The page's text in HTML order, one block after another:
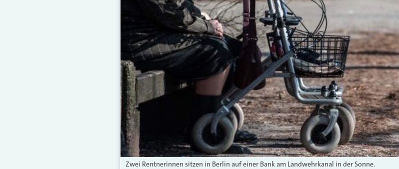
Zwei Rentnerinnen sitzen in Berlin auf einer Bank am Landwehrkanal in der Sonne.